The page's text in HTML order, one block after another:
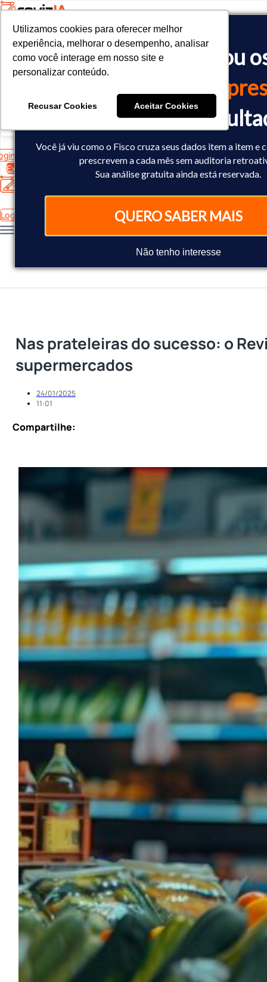
O Fisco já cruzou
dadosda sua
Você já sabe o
Você já viu como o Fisco cruza seus dados item a item e
prescrevem a cada mês sem auditoria
Sua análise gratuita ainda está reservada.
QUERO SABER MAIS
Não tenho interesse
Utilizamos cookies para oferecer melhor
experiência, melhorar o desempenho, analisar
como você interage em nosso site e
personalizar conteúdo.
Recusar Cookies Aceitar Cookies
Utilizamos cookies para oferecer melhor
experiência, melhorar o desempenho, analisar
como você interage em nosso site e
personalizar conteúdo.
Recusar Cookies Aceitar Cookies
<!-- Google tag (gtag.js) -->
<script async src="https://www.googletagmanager.com/gtag/
<script>
  window.dataLayer = window.dataLayer || [];
  gtag('config', 'AW-10793602440');
Experimente Grátis
Login
Nas prateleiras do sucesso: o
supermercados
24/01/2025
11:01
Compartilhe: